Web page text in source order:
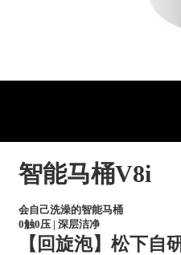
智能马桶V8i
会自己洗澡的智能马桶
0触0压 | 深层洁净
【回旋泡】松下自